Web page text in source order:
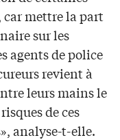
mettre la part
sur les
agents de police
revient à
leurs mains le
de ces
analyse-t-elle.